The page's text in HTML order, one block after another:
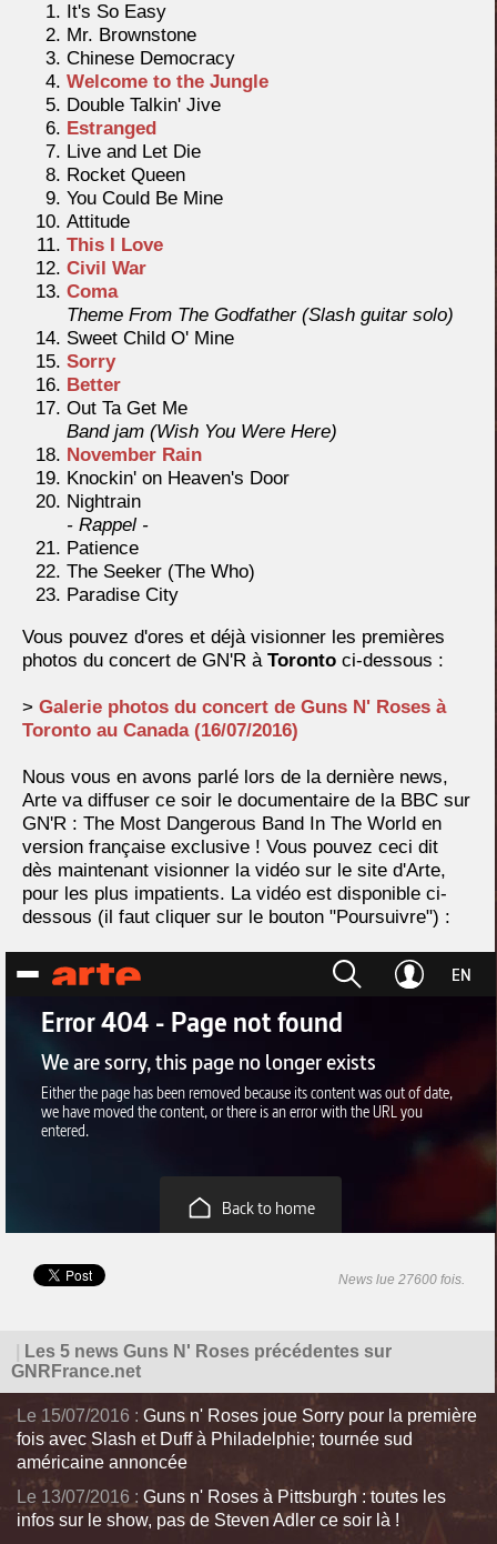
It's So Easy
Mr. Brownstone
Chinese Democracy
Welcome to the Jungle
Double Talkin' Jive
Estranged
Live and Let Die
Rocket Queen
You Could Be Mine
Attitude
This I Love
Civil War
Coma
Theme From The Godfather (Slash guitar solo)
Sweet Child O' Mine
Sorry
Better
Out Ta Get Me
Band jam (Wish You Were Here)
November Rain
Knockin' on Heaven's Door
Nightrain
- Rappel -
Patience
The Seeker (The Who)
Paradise City
Vous pouvez d'ores et déjà visionner les premières
photos du concert de GN'R à Toronto ci-dessous :
> Galerie photos du concert de Guns N' Roses à
Toronto au Canada (16/07/2016)
Nous vous en avons parlé lors de la dernière news,
Arte va diffuser ce soir le documentaire de la BBC sur
GN'R : The Most Dangerous Band In The World en
version française exclusive ! Vous pouvez ceci dit
dès maintenant visionner la vidéo sur le site d'Arte,
pour les plus impatients. La vidéo est disponible ci-
dessous (il faut cliquer sur le bouton "Poursuivre") :
News lue 27600 fois.
Les 5 news Guns N' Roses précédentes sur
GNRFrance.net
Le 15/07/2016 : Guns n' Roses joue Sorry pour la première
fois avec Slash et Duff à Philadelphie; tournée sud
américaine annoncée
Le 13/07/2016 : Guns n' Roses à Pittsburgh : toutes les
infos sur le show, pas de Steven Adler ce soir là !